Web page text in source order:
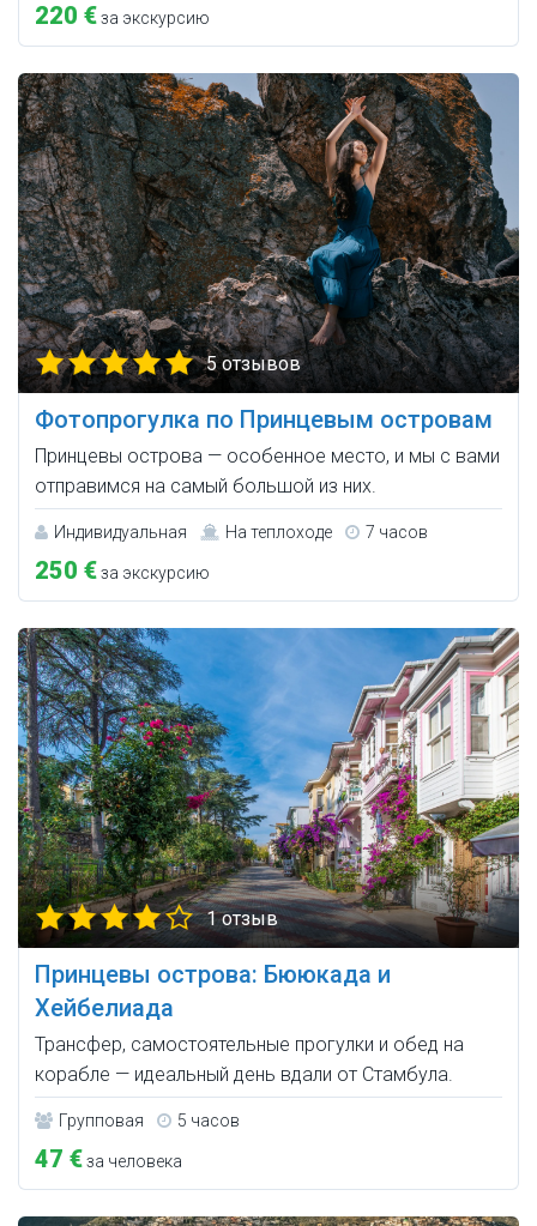
220 €за экскурсию
5 отзывов
Фотопрогулка по Принцевым островам
Принцевы острова — особенное место, и мы с вами
отправимся на самый большой из них.
Индивидуальная На теплоходе 7 часов
250 €за экскурсию
1 отзыв
Принцевы острова: Бююкада и
Хейбелиада
Трансфер, самостоятельные прогулки и обед на
корабле — идеальный день вдали от Стамбула.
Групповая 5 часов
47 €за человека